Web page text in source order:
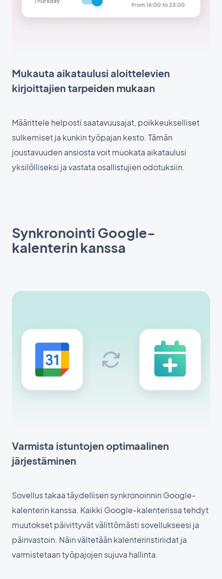
Mukauta aikataulusi aloittelevien
kirjoittajien tarpeiden mukaan
Määrittele helposti saatavuusajat, poikkeukselliset
sulkemiset ja kunkin työpajan kesto. Tämän
joustavuuden ansiosta voit muokata aikataulusi
yksilölliseksi ja vastata osallistujien odotuksiin.
Synkronointi Google-
kalenterin kanssa
Varmista istuntojen optimaalinen
järjestäminen
Sovellus takaa täydellisen synkronoinnin Google-
kalenterin kanssa. Kaikki Google-kalenterissa tehdyt
muutokset päivittyvät välittömästi sovellukseesi ja
päinvastoin. Näin vältetään kalenteriristiriidat ja
varmistetaan työpajojen sujuva hallinta.